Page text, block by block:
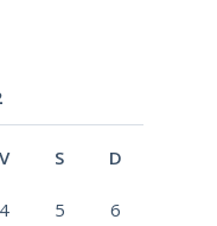
V S D
4 5 6